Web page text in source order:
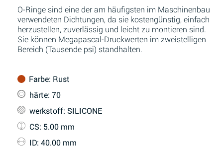
O-Ringe sind eine der am häufigsten im Maschinenbau
verwendeten Dichtungen, da sie kostengünstig, einfach
herzustellen, zuverlässig und leicht zu montieren sind.
Sie können Megapascal-Druckwerten im zweistelligen
Bereich (Tausende psi) standhalten.
Farbe: Rust
härte: 70
werkstoff: SILICONE
CS: 5.00 mm
ID: 40.00 mm